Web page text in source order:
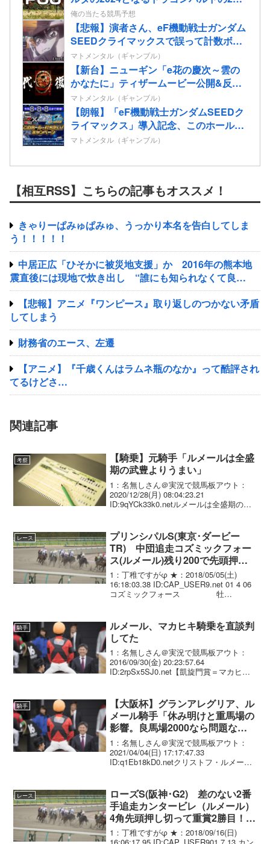
情報
俺の当たる競馬予想
【悲報】演者さん、eF機動戦士ガンダム
SEEDクライマックスで誤って計数ボタ
ンを押してパンクさせてしまう…
マトメンタル（ギャンブル）
【新台】ニューギン「e花の慶次～雲の
かなたに」ティザームービー公開&反応
まとめ！休眠層ユーザーからパチンコ復
帰の声も！
マトメンタル（ギャンブル）
【朗報】「eF機動戦士ガンダムSEEDク
ライマックス」導入記念、このホール打
ちたいキャンペーンが始まる。当たりや
マトメンタル（ギャンブル）
【相互RSS】こちらの記事もオススメ！
きゃりーぱみゅぱみゅ、うっかり本名を告白してしま
う！！！！！
中居正広「ひそかに被災地支援」か 2016年の熊本地
震直後には現地で炊き出し “誰にも知られなくて良
い”と、むしろ強まる福祉活動への思い
【悲報】アニメ『ワンピース』取り返しのつかない矛盾
してしまう
財務省のエース、左遷
【アニメ】『千歳くんはラムネ瓶のなか』って酷評され
てるけどさ…
関連記事
考察
【騎乗】元騎手「ルメールは全盛
期の武豊よりうまい」
1：名無しさん＠実況で競馬板アウト：
2020/12/28(月) 08:04:23.21
ID:9qYCk33k0.netルメールは全盛期の武
せん日本目線じゃなく、地...
レース
プリンシパルS(東京･ダービー
TR) 中団追走コズミックフォー
ス(ルメール)残り200で先頭押し
切ってダービー出走権確保！
1：丁稚ですがφ ★：2018/05/05(土)
16:18:03.38 ID:CAP_USER9.net 01 4 06
コズミックフォース 牡
騎手
ルメール、マカヒキ騎乗を直談判
してた
1：名無しさん＠実況で競馬板アウト：
2016/09/30(金) 20:23:57.64
ID:2rpSx5SJ0.net【凱旋門賞＝マカヒキ
戦の話がなくなり、それなら...
騎手
【大阪杯】グランアレグリア、ル
メール騎手「休み明けと重馬場の
影響。良馬場2000なら問題な
い」
1：名無しさん＠実況で競馬板アウト：
2021/04/04(日) 17:17:47.33
ID:q1Eb18kD0.netクリストフ・ルメール
た。休み明け、重馬場で大変だ...
レース
ローズS(阪神･G2) 差のない2番
手追走カンタービレ（ルメール）
4角先頭押し切って重賞2勝目！い
ざ秋華賞へ
1：丁稚ですがφ ★：2018/09/16(日)